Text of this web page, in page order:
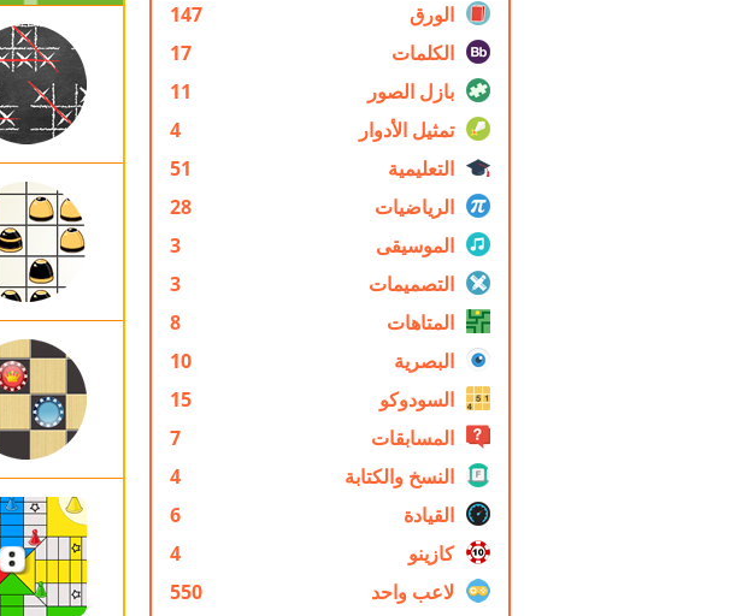
الورق
147
الكلمات
17
بازل الصور
11
تمثيل الأدوار
4
التعليمية
51
الرياضيات
28
الموسيقى
3
التصميمات
3
المتاهات
8
البصرية
10
السودوكو
15
المسابقات
7
النسخ والكتابة
4
القيادة
6
كازينو
4
لاعب واحد
550